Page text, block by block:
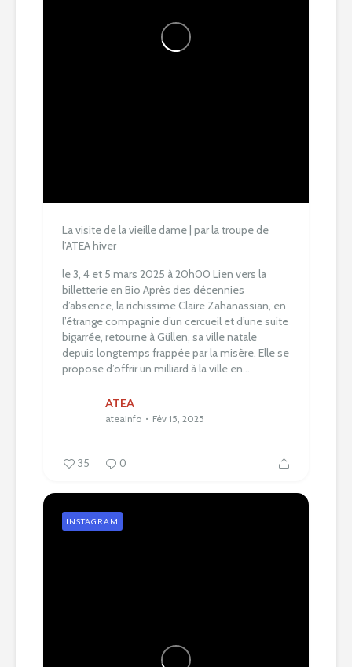
La visite de la vieille dame | par la troupe de
l’ATEA hiver
le 3, 4 et 5 mars 2025 à 20h00 Lien vers la
billetterie en Bio Après des décennies
d’absence, la richissime Claire Zahanassian, en
l’étrange compagnie d’un cercueil et d’une suite
bigarrée, retourne à Güllen, sa ville natale
depuis longtemps frappée par la misère. Elle se
propose d’offrir un milliard à la ville en...
ATEA
ateainfo Fév 15, 2025
35 0
INSTAGRAM